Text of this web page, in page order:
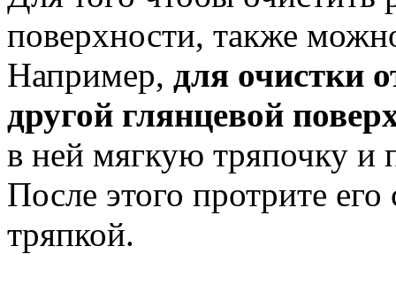
поверхности, также
Например, для очистки
другой глянцевой
в ней мягкую тряпочку и
После этого протрите
тряпкой.